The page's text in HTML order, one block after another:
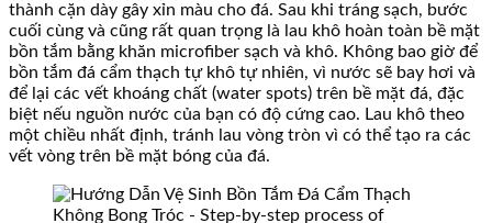
thành cặn dày gây xỉn màu cho đá. Sau khi tráng sạch, bước
cuối cùng và cũng rất quan trọng là lau khô hoàn toàn bề mặt
bồn tắm bằng khăn microfiber sạch và khô. Không bao giờ để
bồn tắm đá cẩm thạch tự khô tự nhiên, vì nước sẽ bay hơi và
để lại các vết khoáng chất (water spots) trên bề mặt đá, đặc
biệt nếu nguồn nước của bạn có độ cứng cao. Lau khô theo
một chiều nhất định, tránh lau vòng tròn vì có thể tạo ra các
vết vòng trên bề mặt bóng của đá.